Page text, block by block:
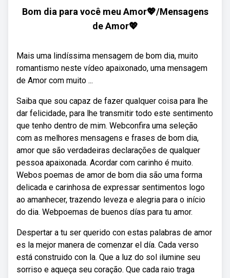
Bom dia para você meu Amor💖/Mensagens
de Amor💖
Mais uma lindíssima mensagem de bom dia, muito
romantismo neste vídeo apaixonado, uma mensagem
de Amor com muito ...
Saiba que sou capaz de fazer qualquer coisa para lhe
dar felicidade, para lhe transmitir todo este sentimento
que tenho dentro de mim. Webconfira uma seleção
com as melhores mensagens e frases de bom dia,
amor que são verdadeiras declarações de qualquer
pessoa apaixonada. Acordar com carinho é muito.
Webos poemas de amor de bom dia são uma forma
delicada e carinhosa de expressar sentimentos logo
ao amanhecer, trazendo leveza e alegria para o início
do dia. Webpoemas de buenos días para tu amor.
Despertar a tu ser querido con estas palabras de amor
es la mejor manera de comenzar el día. Cada verso
está construido con la. Que a luz do sol ilumine seu
sorriso e aqueça seu coração. Que cada raio traga